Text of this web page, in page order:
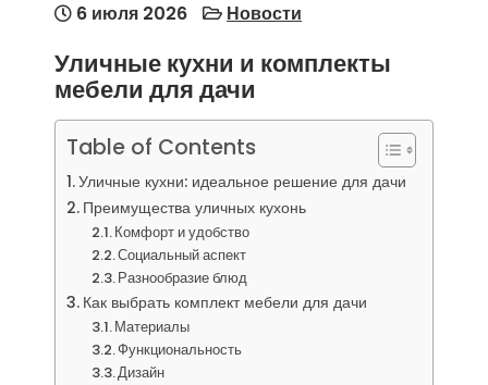
6 июля 2026 Новости
Уличные кухни и комплекты
мебели для дачи
Table of Contents
Уличные кухни: идеальное решение для дачи
Преимущества уличных кухонь
Комфорт и удобство
Социальный аспект
Разнообразие блюд
Как выбрать комплект мебели для дачи
Материалы
Функциональность
Дизайн